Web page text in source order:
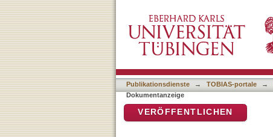
Publikationsdienste → TOBIAS-portale →
Dokumentanzeige
VERÖFFENTLICHEN